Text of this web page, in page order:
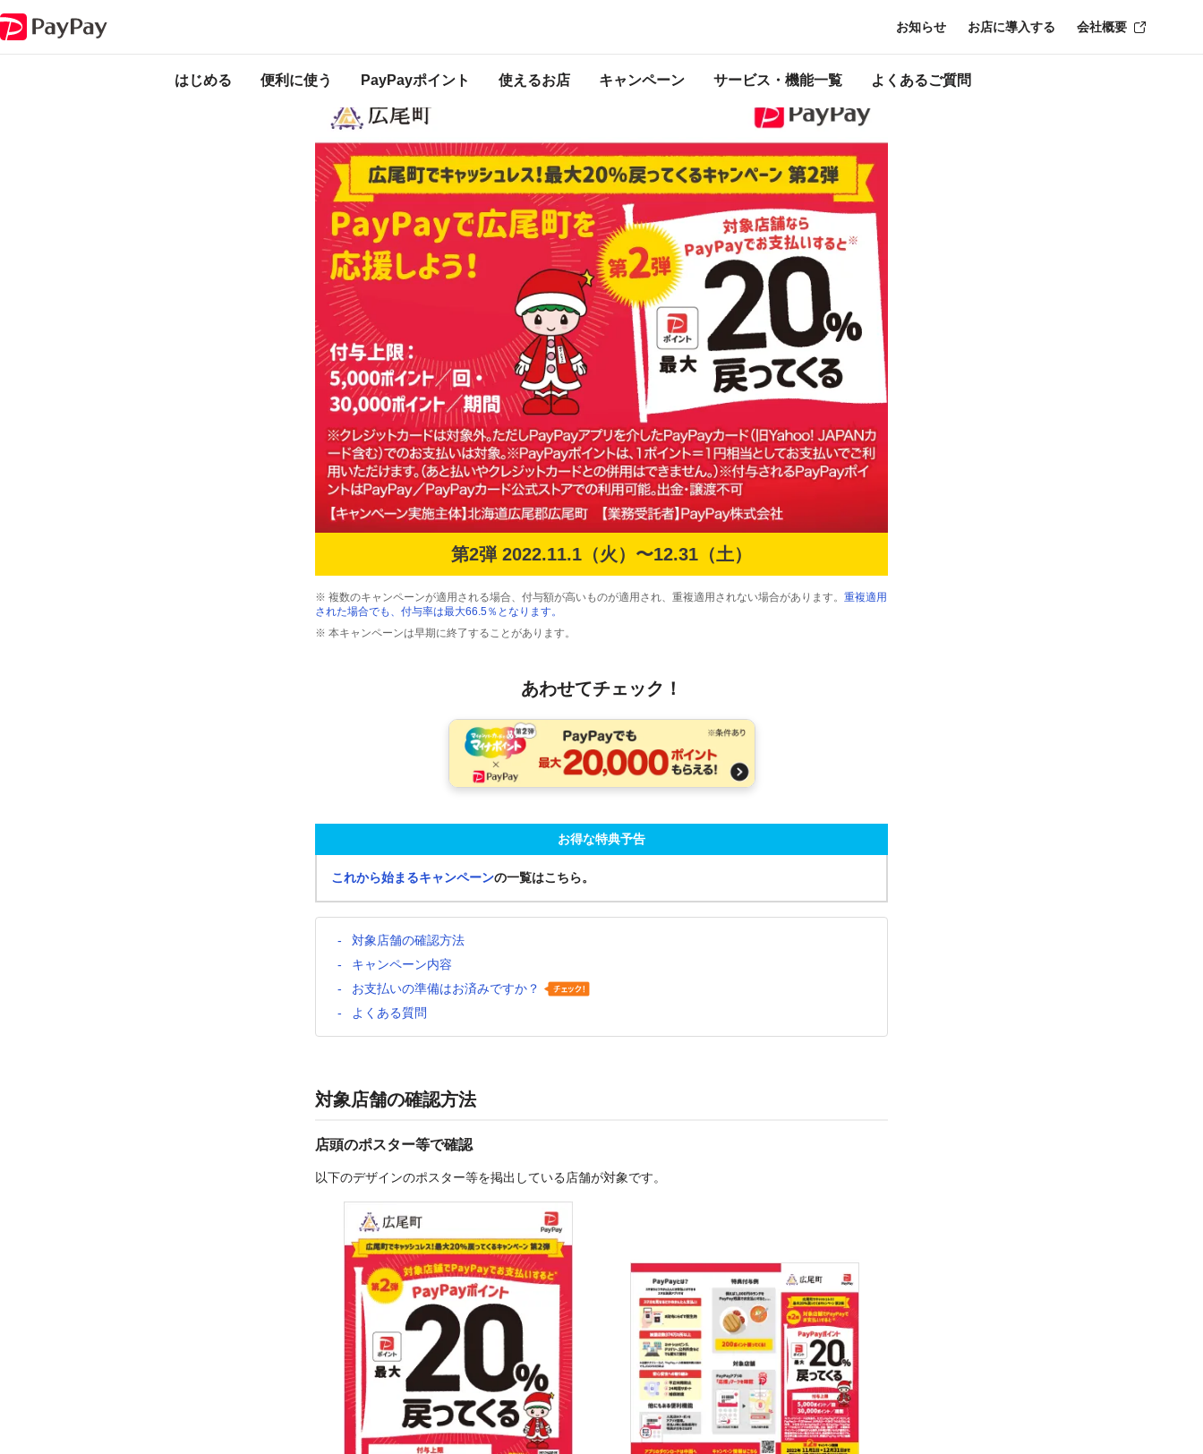
はじめる 便利に使う PayPayポイント 使えるお店 キャンペーン サービス・機能一覧 よくあるご質問
お知らせ お店に導入する 会社概要
のになります。開催中のキャンペーン一覧
第2弾 2022.11.1（火）〜12.31（土）
※ 複数のキャンペーンが適用される場合、付与額が高いものが適用され、重複適用されない場合があります。 重複適用
された場合でも、付与率は最大66.5％となります。
※ 本キャンペーンは早期に終了することがあります。
あわせてチェック！
お得な特典予告
これから始まるキャンペーンの一覧はこちら。
対象店舗の確認方法
キャンペーン内容
お支払いの準備はお済みですか？
よくある質問
対象店舗の確認方法
店頭のポスター等で確認
以下のデザインのポスター等を掲出している店舗が対象です。